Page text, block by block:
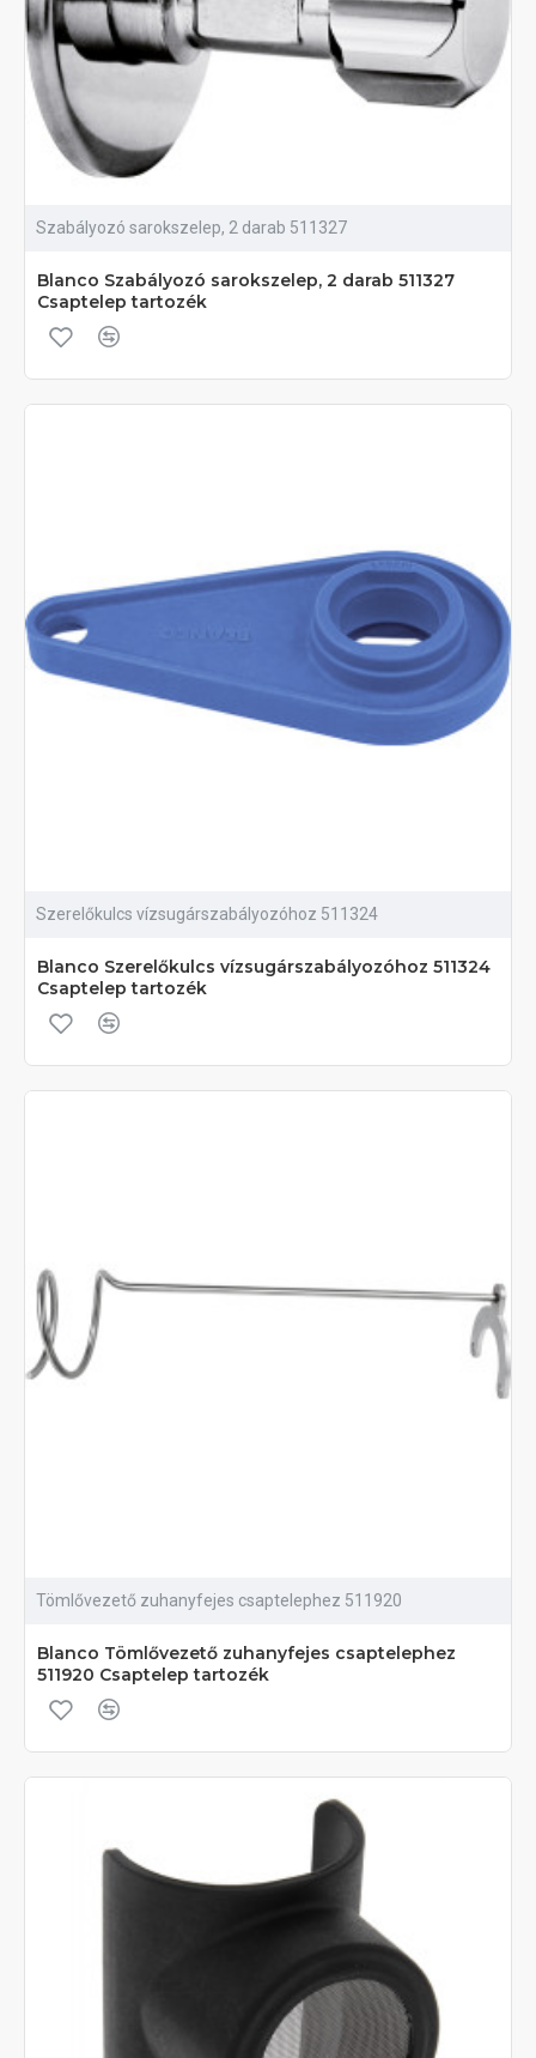
Szabályozó sarokszelep, 2 darab 511327
Blanco Szabályozó sarokszelep, 2 darab 511327
Csaptelep tartozék
Szerelőkulcs vízsugárszabályozóhoz 511324
Blanco Szerelőkulcs vízsugárszabályozóhoz 511324
Csaptelep tartozék
Tömlővezető zuhanyfejes csaptelephez 511920
Blanco Tömlővezető zuhanyfejes csaptelephez
511920 Csaptelep tartozék